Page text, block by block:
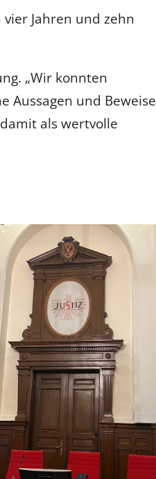
Jahren und zehn
„Wir konnten
Aussagen und Beweise
als wertvolle